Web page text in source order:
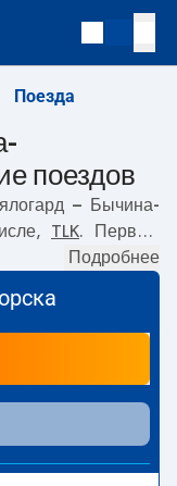
Поезда
поездов
– Бычина-
TLK. Первый
с вокзала PKP
. Поездка на нём
IC Intercity
и, как правило,
Подробнее